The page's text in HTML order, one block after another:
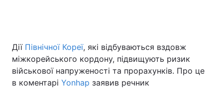
Економіка Світ
Спорт Наука
Дії Північної Кореї, які відбуваються вздовж
міжкорейського кордону, підвищують ризик
військової напруженості та прорахунків. Про це
в коментарі Yonhap заявив речник